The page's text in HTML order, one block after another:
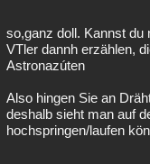
so,ganz doll. Kannst du
VTler dannh erzählen,
Astronazúten
Also hingen Sie an
deshalb sieht man auf
hochspringen/laufen